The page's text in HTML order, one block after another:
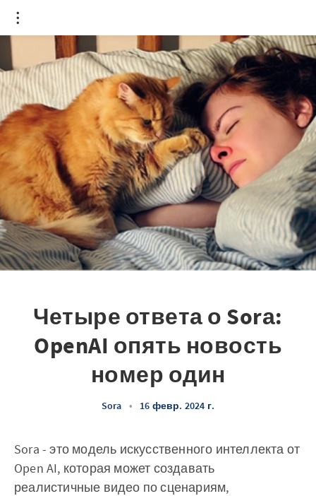
Четыре ответа о Sorа:
OpenAI опять новость
номер один
Sora • 16 февр. 2024 г.
Sora - это модель искусственного интеллекта от
Open AI, которая может создавать
реалистичные видео по сценариям,